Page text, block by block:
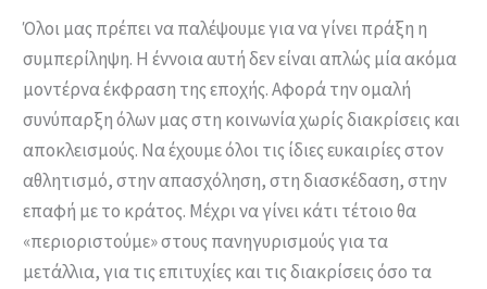
Όλοι μας πρέπει να παλέψουμε για να γίνει πράξη η
συμπερίληψη. Η έννοια αυτή δεν είναι απλώς μία ακόμα
μοντέρνα έκφραση της εποχής. Αφορά την ομαλή
συνύπαρξη όλων μας στη κοινωνία χωρίς διακρίσεις και
αποκλεισμούς. Να έχουμε όλοι τις ίδιες ευκαιρίες στον
αθλητισμό, στην απασχόληση, στη διασκέδαση, στην
επαφή με το κράτος. Μέχρι να γίνει κάτι τέτοιο θα
«περιοριστούμε» στους πανηγυρισμούς για τα
μετάλλια, για τις επιτυχίες και τις διακρίσεις όσο τα